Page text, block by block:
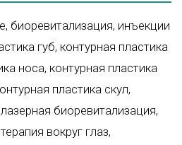
, биоревитализация, инъекции
губ, контурная пластика
носа, контурная пластика
пластика скул,
лазерная биоревитализация,
вокруг глаз,